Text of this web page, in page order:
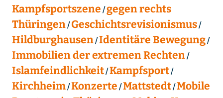
Kampfsportszene gegen rechts
Thüringen Geschichtsrevisionismus
Hildburghausen Identitäre Bewegung
Immobilien der extremen Rechten
Islamfeindlichkeit Kampfsport
Kirchheim Konzerte Mattstedt Mobile